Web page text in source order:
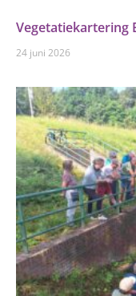
Vegetatiekartering
24 juni 2026